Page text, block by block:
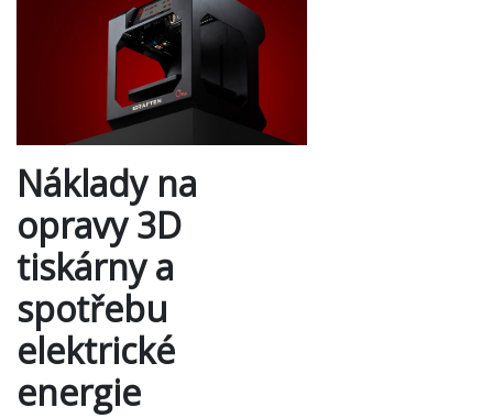
Náklady na
opravy 3D
tiskárny a
spotřebu
elektrické
energie